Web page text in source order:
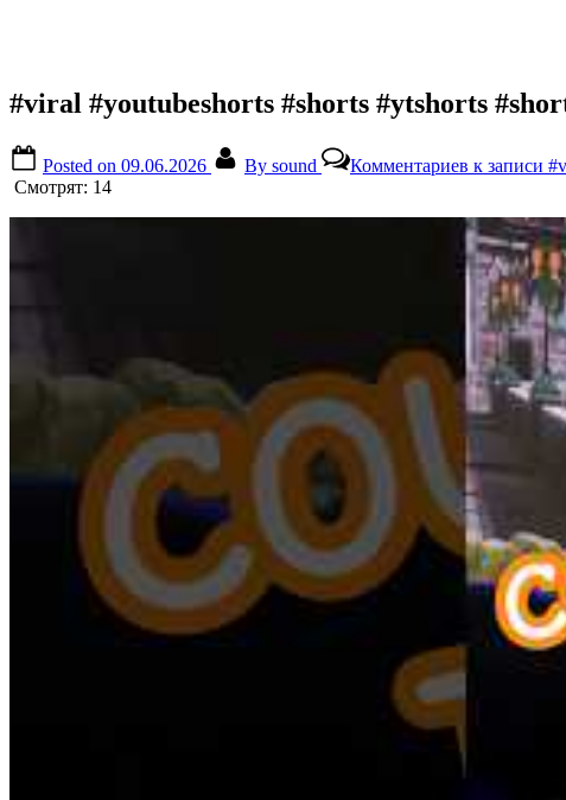
#viral #youtubeshorts #shorts #ytshorts
Posted on 09.06.2026 By sound Комментариев к записи
Смотрят: 14